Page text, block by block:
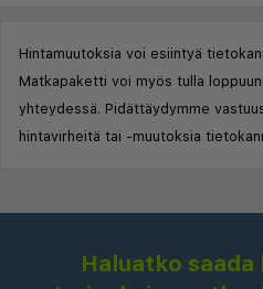
Hintamuutoksia voi esiintyä
Matkapaketti voi myös tulla
yhteydessä. Pidättäydymme
hintavirheitä tai -muutoksia
Haluatko